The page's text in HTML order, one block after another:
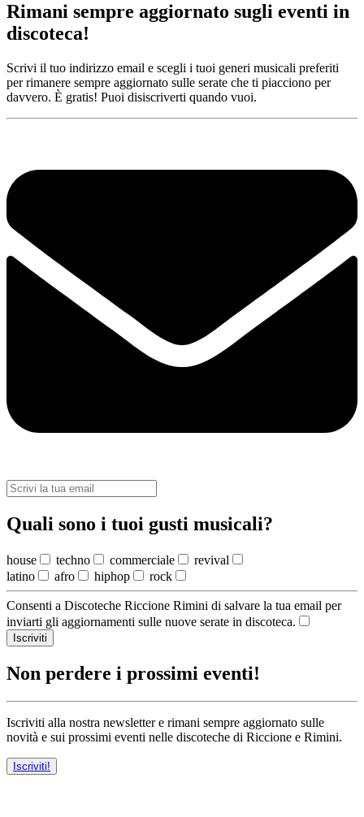
Rimani sempre aggiornato sugli eventi in
discoteca!
Scrivi il tuo indirizzo email e scegli i tuoi generi musicali preferiti
per rimanere sempre aggiornato sulle serate che ti piacciono per
davvero. È gratis! Puoi disiscriverti quando vuoi.
Quali sono i tuoi gusti musicali?
house techno commerciale
revival
latino
afro hiphop rock
Consenti a Discoteche Riccione Rimini di salvare la tua email per
inviarti gli aggiornamenti sulle nuove serate in discoteca.
Iscriviti
Non perdere i prossimi eventi!
Iscriviti alla nostra newsletter e rimani sempre aggiornato sulle
novità e sui prossimi eventi nelle discoteche di Riccione e Rimini.
Iscriviti!